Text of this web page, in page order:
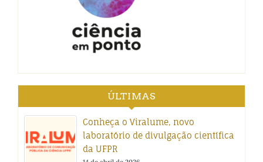
ÚLTIMAS
Conheça o Viralume, novo
laboratório de divulgação científica
da UFPR